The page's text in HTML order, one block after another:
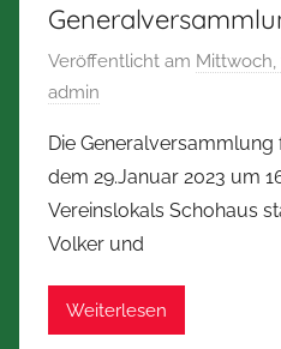
Veröffentlicht am Mittwoch,
admin
Die Generalversammlung
dem 29.Januar 2023 um
Vereinslokals Schohaus
Volker und
Weiterlesen